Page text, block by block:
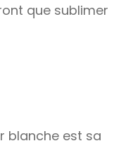
que sublimer
blanche est sa